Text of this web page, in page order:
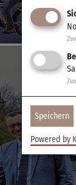
Speichern
Powered by